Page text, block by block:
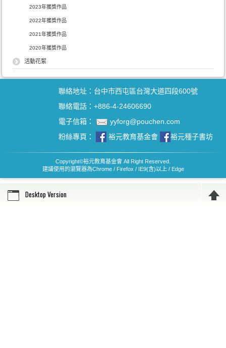
2023年獲獎作品
2022年獲獎作品
2021年獲獎作品
2020年獲獎作品
活動花絮
聯絡地址：台中市西屯區台灣大道四段600號
聯絡電話：+886-4-24606690
電子信箱：
yyforg@pouchen.com
粉絲專頁：
裕元教育基金會 裕元種子書坊
Copyright©裕元教育基金會 All Right Reserved.
建議使用的瀏覽器為Chrome / Firefox / IE9(含)以上 / Edge
Desktop Version